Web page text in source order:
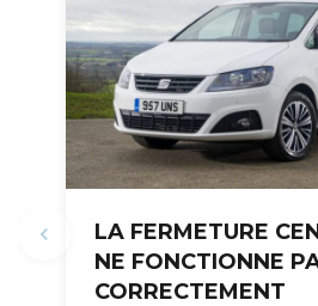
LA FERMETURE
NE FONCTIONNE
CORRECTEMENT